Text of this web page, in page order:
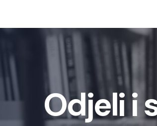
Odjeli i